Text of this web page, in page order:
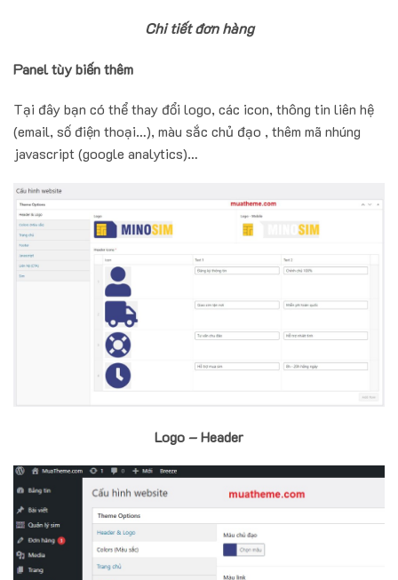
Chi tiết đơn hàng
Panel tùy biến thêm
Tại đây bạn có thể thay đổi logo, các icon, thông tin liên hệ
(email, số điện thoại…), màu sắc chủ đạo , thêm mã nhúng
javascript (google analytics)…
Logo – Header